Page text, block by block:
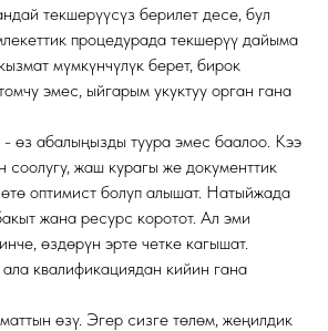
текшерүүсүз берилет десе, бул
процедурада текшерүү дайыма
мүмкүнчүлүк берет, бирок
эмес, ыйгарым укуктуу орган гана
өз абалыңызды туура эмес баалоо. Кээ
соолугу, жаш курагы же документтик
оптимист болуп алышат. Натыйжада
жана ресурс коротот. Ал эми
өздөрүн эрте четке кагышат.
квалификациядан кийин гана
өзү. Эгер сизге төлөм, жеңилдик